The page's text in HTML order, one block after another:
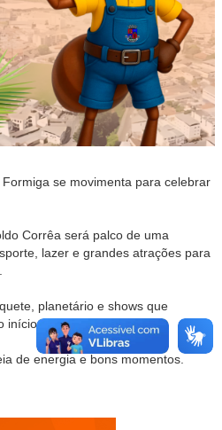
se movimenta para celebrar
Corrêa será palco de uma
lazer e grandes atrações para
planetário e shows que
ao fim.
de energia e bons momentos.